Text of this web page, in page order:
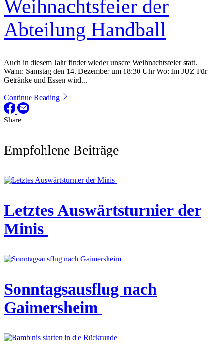
Weihnachtsfeier der
Abteilung Handball
Auch in diesem Jahr findet wieder unsere Weihnachtsfeier statt.
Wann: Samstag den 14. Dezember um 18:30 Uhr Wo: Im JUZ Für
Getränke und Essen wird...
Continue Reading
Share
Empfohlene Beiträge
Letztes Auswärtsturnier der
Minis
Sonntagsausflug nach
Gaimersheim